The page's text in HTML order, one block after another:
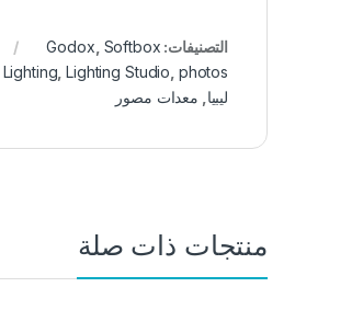
التصنيفات: Godox, Softbox
Lighting, Lighting Studio, photos
ليبيا, معدات مصور
منتجات ذات صلة